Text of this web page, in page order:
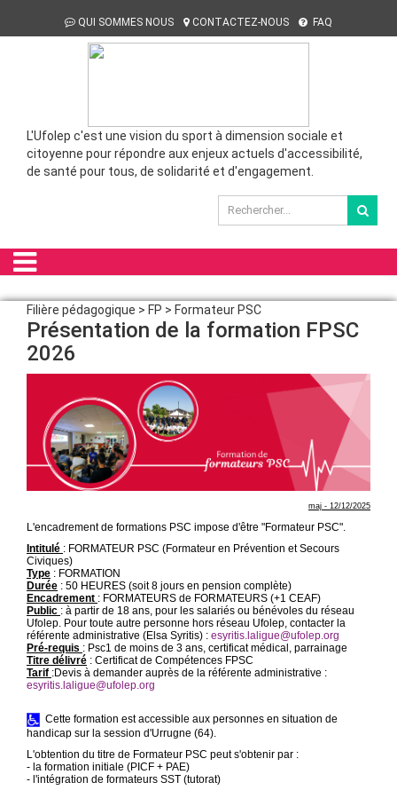
QUI SOMMES NOUS CONTACTEZ-NOUS FAQ
L'Ufolep c'est une vision du sport à dimension sociale et
citoyenne pour répondre aux enjeux actuels d'accessibilité,
de santé pour tous, de solidarité et d'engagement.
Filière pédagogique > FP > Formateur PSC
Présentation de la formation FPSC
2026
maj - 12/12/2025
L'encadrement de formations PSC impose d'être "Formateur PSC".
Intitulé : FORMATEUR PSC (Formateur en Prévention et Secours
Civiques)
Type : FORMATION
Durée : 50 HEURES (soit 8 jours en pension complète)
Encadrement : FORMATEURS de FORMATEURS (+1 CEAF)
Public : à partir de 18 ans, pour les salariés ou bénévoles du réseau
Ufolep. Pour toute autre personne hors réseau Ufolep, contacter la
référente administrative (Elsa Syritis) : esyritis.laligue@ufolep.org
Pré-requis : Psc1 de moins de 3 ans, certificat médical, parrainage
Titre délivré : Certificat de Compétences FPSC
Tarif :Devis à demander auprès de la référente administrative :
esyritis.laligue@ufolep.org
Cette formation est accessible aux personnes en situation de
handicap sur la session d'Urrugne (64).
L'obtention du titre de Formateur PSC peut s'obtenir par :
- la formation initiale (PICF + PAE)
- l'intégration de formateurs SST (tutorat)